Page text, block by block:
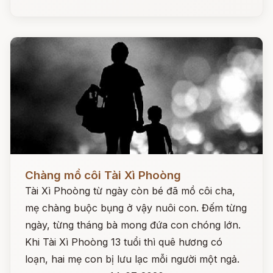
Chàng mồ côi Tài Xì Phoòng
Tài Xì Phoòng từ ngày còn bé đã mồ côi cha,
mẹ chàng buộc bụng ở vậy nuôi con. Đếm từng
ngày, từng tháng bà mong đứa con chóng lớn.
Khi Tài Xì Phoòng 13 tuổi thì quê hương có
loạn, hai mẹ con bị lưu lạc mỗi người một ngả.